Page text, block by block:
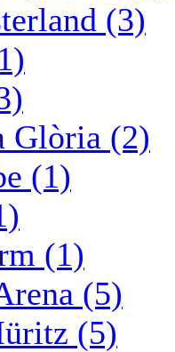
(3)
Glòria (2)
(1)
(1)
(5)
(5)